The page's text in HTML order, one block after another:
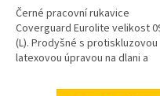
Černé pracovní rukavice
Coverguard Eurolite velikost
(L). Prodyšné s protiskluzovou
latexovou úpravou na dlani a